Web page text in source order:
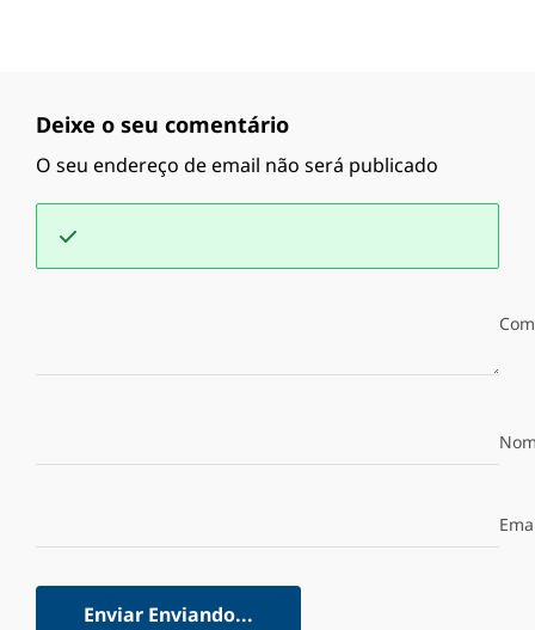
Deixe o seu comentário
O seu endereço de email não será publicado
Enviar Enviando...